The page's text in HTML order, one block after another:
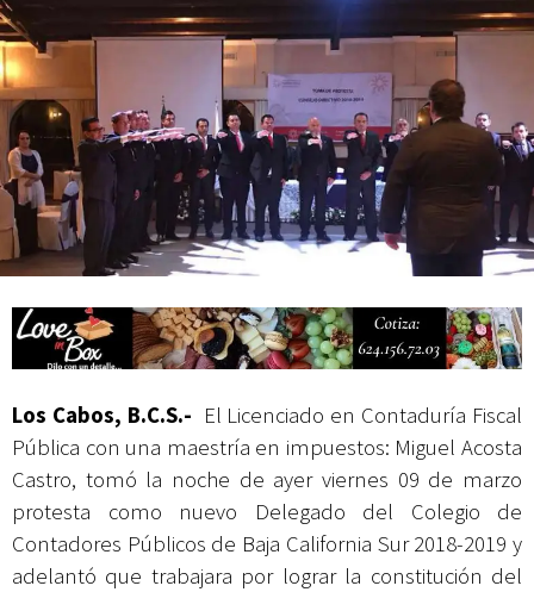
Campesina
Los Cabos, B.C.S.- El Licenciado en Contaduría Fiscal
Pública con una maestría en impuestos: Miguel Acosta
Castro, tomó la noche de ayer viernes 09 de marzo
protesta como nuevo Delegado del Colegio de
Contadores Públicos de Baja California Sur 2018-2019 y
adelantó que trabajara por lograr la constitución del